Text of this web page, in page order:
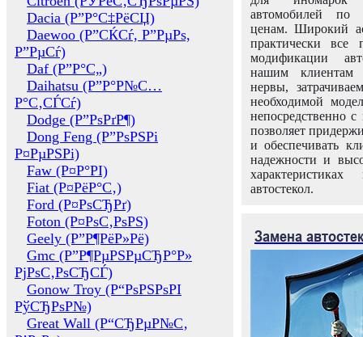
Dacia (Р”Р°С‡РёСЏ)
Daewoo (Р”СЌСѓ, Р”РµРѕ,
Р”РµСѓ)
Daf (Р”Р°С„)
Daihatsu (Р”Р°Р№С…
Р°С‚СЃСѓ)
Dodge (Р”РѕРґР¶)
Dong Feng (Р”РѕРЅРі
Р¤РµРЅРі)
Faw (Р¤Р°РІ)
Fiat (Р¤РёР°С‚)
Ford (Р¤РѕСЂРґ)
Foton (Р¤РѕС‚РѕРЅ)
Geely (Р”Р¶РёР»Рё)
Gmc (Р”Р¶РµРЅРµСЂР°Р»
РјРѕС‚РѕСЂСЃ)
Gonow Troy (Р“РѕРЅРѕРІ
РўСЂРѕР№)
Great Wall (Р“СЂРµР№С‚
автомобилей
ценам. Широкий
практически все
модификации
нашим клиентам
нервы,
необходимой
непосредственно
позволяет
и обеспечивать
надежности и
автостекол.
Замена